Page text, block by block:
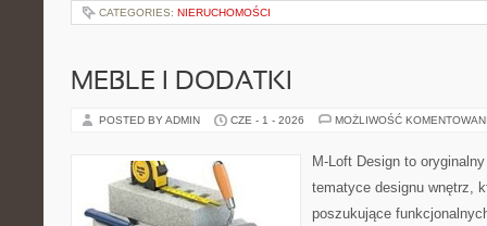
CATEGORIES: NIERUCHOMOŚCI
MEBLE I DODATKI
POSTED BY ADMIN CZE - 1 - 2026 MOŻLIWOŚĆ
M-Loft Design to
tematyce designu wnętrz,
poszukujące